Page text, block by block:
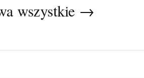
wszystkie →